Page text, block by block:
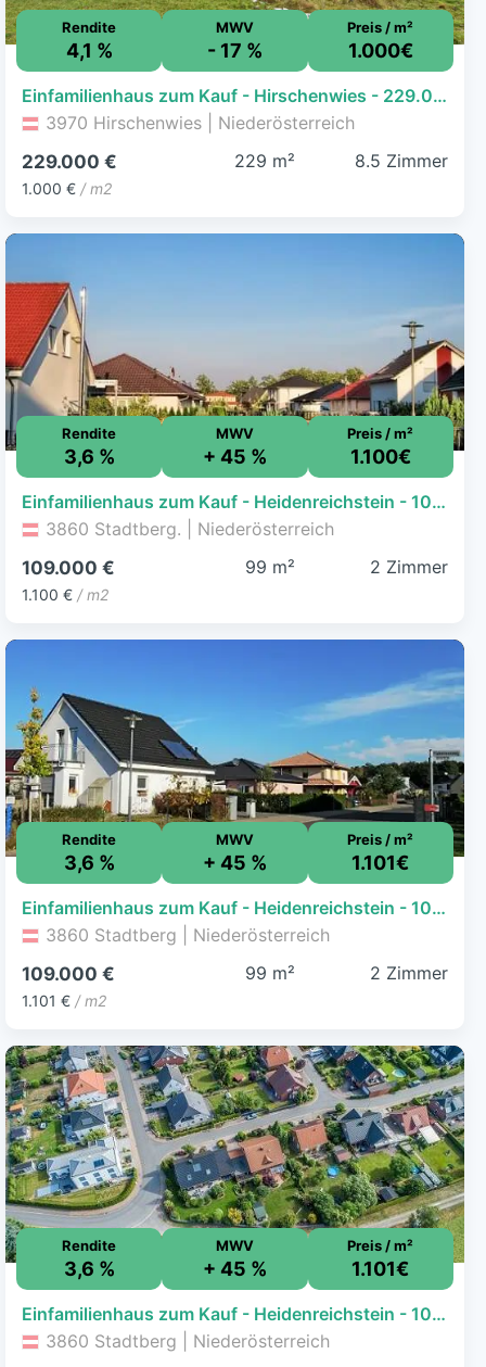
Rendite
4,1 %
MWV
- 17 %
Preis / m²
1.000€
Einfamilienhaus zum Kauf - Hirschenwies - 229.000 € - 8,5 Zimmer, 229 m², 26.849 m² Grundstück
3970 Hirschenwies | Niederösterreich
229.000 €
1.000 € / m2
229 m² 8.5 Zimmer
Rendite
3,6 %
MWV
+ 45 %
Preis / m²
1.100€
Einfamilienhaus zum Kauf - Heidenreichstein - 109.000 € - 2 Zimmer, 99,1 m², 476 m² Grundstück
3860 Stadtberg. | Niederösterreich
109.000 €
1.100 € / m2
99 m² 2 Zimmer
Rendite
3,6 %
MWV
+ 45 %
Preis / m²
1.101€
Einfamilienhaus zum Kauf - Heidenreichstein - 109.000 € - 2 Zimmer, 99 m², 476 m² Grundstück
3860 Stadtberg | Niederösterreich
109.000 €
1.101 € / m2
99 m² 2 Zimmer
Rendite
3,6 %
MWV
+ 45 %
Preis / m²
1.101€
Einfamilienhaus zum Kauf - Heidenreichstein - 109.000 € - 2 Zimmer, 99 m², 476 m² Grundstück
3860 Stadtberg | Niederösterreich